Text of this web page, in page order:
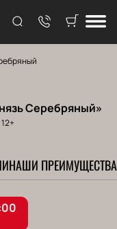
Серебряный»
12+
НАШИ ПРЕИМУЩЕСТВА